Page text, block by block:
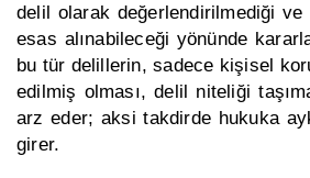
delil olarak değerlendirilmediği ve
esas alınabileceği yönünde
bu tür delillerin, sadece kişisel
edilmiş olması, delil niteliği
arz eder; aksi takdirde hukuka
girer.